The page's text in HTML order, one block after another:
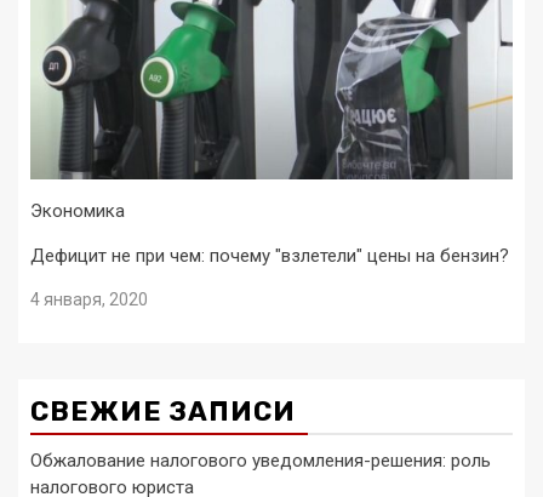
Экономика
Дефицит не при чем: почему "взлетели" цены на бензин?
4 января, 2020
СВЕЖИЕ ЗАПИСИ
Обжалование налогового уведомления-решения: роль
налогового юриста